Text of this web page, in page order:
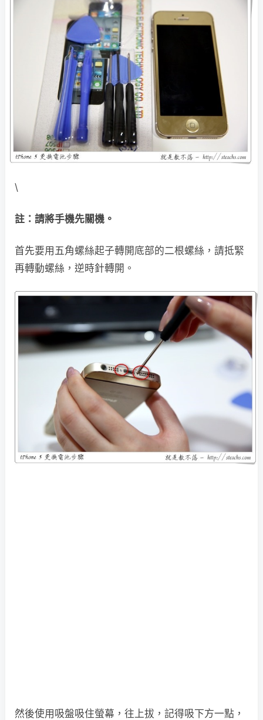
\
註：請將手機先關機。
首先要用五角螺絲起子轉開底部的二根螺絲，請抵緊
再轉動螺絲，逆時針轉開。
然後使用吸盤吸住螢幕，往上拔，記得吸下方一點，